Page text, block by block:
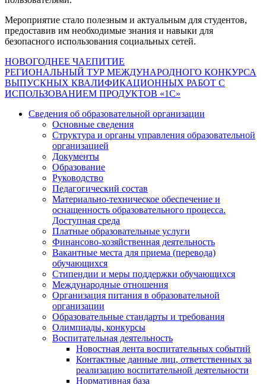
Мероприятие стало полезным и актуальным для студентов,
предоставив им необходимые знания и навыки для
безопасного использования социальных сетей.
Навигация
по
записям
НОВОГОДНЕЕ ЧАЕПИТИЕ
РЕГИОНАЛЬНЫЙ ТУР МЕЖДУНАРОДНОГО КОНКУРСА
ВЫПУСКНЫХ КВАЛИФИКАЦИОННЫХ РАБОТ С
ИСПОЛЬЗОВАНИЕМ ПРОДУКТОВ «1С»
Сведения об образовательной организации
Основные сведения
Структура и органы управления образовательной
организацией
Документы
Образование
Руководство
Педагогический состав
Материально-техническое обеспечение и
оснащенность образовательного процесса.
Доступная среда
Платные образовательные услуги
Финансово-хозяйственная деятельность
Вакантные места для приема (перевода)
обучающихся
Стипендии и меры поддержки обучающихся
Международные отношения
Организация питания в образовательной
организации
Образовательные стандарты и требования
Олимпиады, конкурсы
Воспитательная деятельность
Новостная лента воспитательных событий
Контактные данные лиц, ответственных за
реализацию воспитательной деятельности
Нормативная база